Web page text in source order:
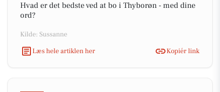
Hvad er det bedste ved at bo i Thyborøn - med dine
ord?
Kilde: Sussanne
Læs hele artiklen her
Kopiér link